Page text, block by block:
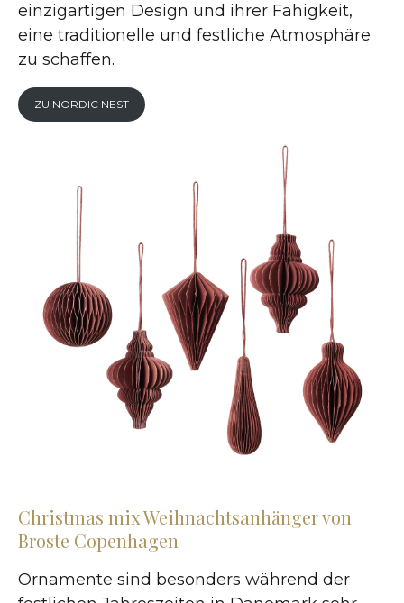
einzigartigen Design und ihrer Fähigkeit,
eine traditionelle und festliche Atmosphäre
zu schaffen.
ZU NORDIC NEST
Christmas mix Weihnachtsanhänger von
Broste Copenhagen
Ornamente sind besonders während der